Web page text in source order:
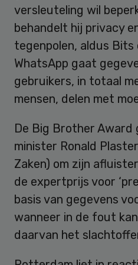
versleuteling wil
behandelt hij privacy
tegenpolen, aldus Bits
WhatsApp gaat
gebruikers, in totaal
mensen, delen met
De Big Brother Award
minister Ronald
Zaken) om zijn
de expertprijs voor
basis van gegevens
wanneer in de fout
daarvan het